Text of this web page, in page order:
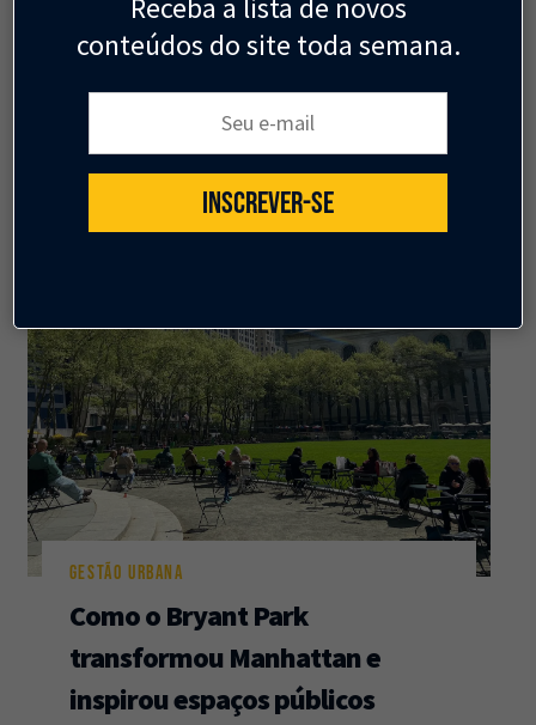
travessias seguras.
29 de junho
GESTÃO URBANA
Como o Bryant Park
transformou Manhattan e
inspirou espaços públicos
conteúdos do site toda semana.
INSCREVER-SE